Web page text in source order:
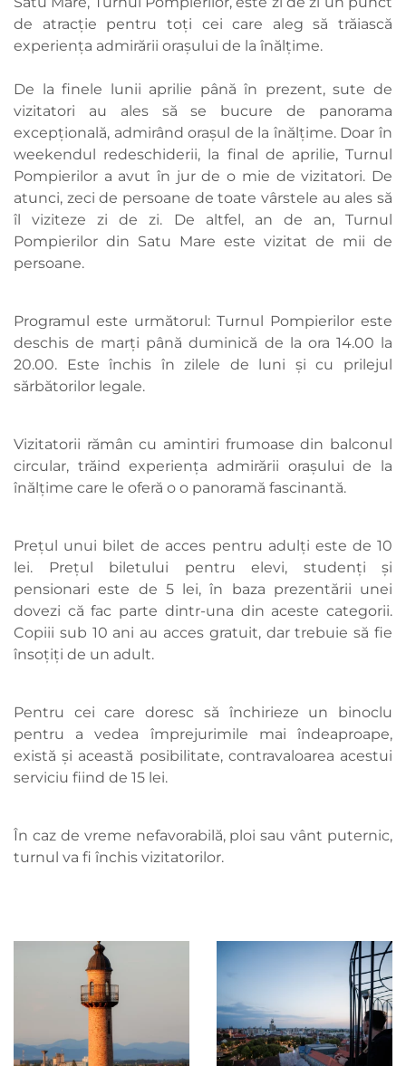
de atracție pentru toți cei care aleg să trăiască
experiența admirării orașului de la înălțime.
De la finele lunii aprilie până în prezent, sute de
vizitatori au ales să se bucure de panorama
excepțională, admirând orașul de la înălțime. Doar în
weekendul redeschiderii, la final de aprilie, Turnul
Pompierilor a avut în jur de o mie de vizitatori. De
atunci, zeci de persoane de toate vârstele au ales să
îl viziteze zi de zi. De altfel, an de an, Turnul
Pompierilor din Satu Mare este vizitat de mii de
persoane.
Programul este următorul: Turnul Pompierilor este
deschis de marți până duminică de la ora 14.00 la
20.00. Este închis în zilele de luni și cu prilejul
sărbătorilor legale.
Vizitatorii rămân cu amintiri frumoase din balconul
circular, trăind experiența admirării orașului de la
înălțime care le oferă o o panoramă fascinantă.
Prețul unui bilet de acces pentru adulți este de 10
lei. Prețul biletului pentru elevi, studenți și
pensionari este de 5 lei, în baza prezentării unei
dovezi că fac parte dintr-una din aceste categorii.
Copiii sub 10 ani au acces gratuit, dar trebuie să fie
însoțiți de un adult.
Pentru cei care doresc să închirieze un binoclu
pentru a vedea împrejurimile mai îndeaproape,
există și această posibilitate, contravaloarea acestui
serviciu fiind de 15 lei.
În caz de vreme nefavorabilă, ploi sau vânt puternic,
turnul va fi închis vizitatorilor.